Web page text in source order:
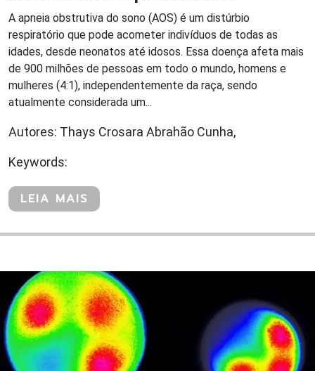
A apneia obstrutiva do sono (AOS) é um distúrbio
respiratório que pode acometer indivíduos de todas as
idades, desde neonatos até idosos . Essa doença afeta mais
de 900 milhões de pessoas em todo o mundo, homens e
mulheres (4:1), independentemente da raça, sendo
atualmente considerada um...
Autores: Thays Crosara Abrahão Cunha,
Keywords:
LEIA MAIS